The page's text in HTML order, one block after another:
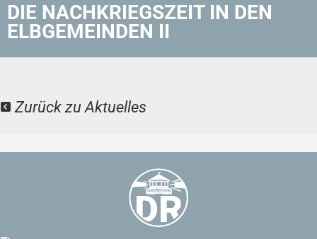
DIE NACHKRIEGSZEIT IN DEN
ELBGEMEINDEN II
Zurück zu Aktuelles